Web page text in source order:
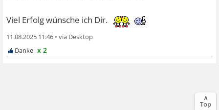
Viel Erfolg wünsche ich Dir.
11.08.2025 11:46 •
x 2
∧
Top